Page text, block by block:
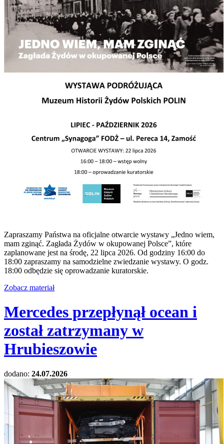
Zapraszamy Państwa na oficjalne otwarcie wystawy „Jedno wiem,
mam zginąć. Zagłada Żydów w okupowanej Polsce”, które
zaplanowane jest na środę, 22 lipca 2026. Od godziny 16:00 do
18:00 zapraszamy na samodzielne zwiedzanie wystawy. O godz.
18:00 odbędzie się oprowadzanie kuratorskie.
Zobacz materiał
Mercedes przepłynął ocean i
został zatrzymany w
Hrubieszowie
dodano: 24.07.2026